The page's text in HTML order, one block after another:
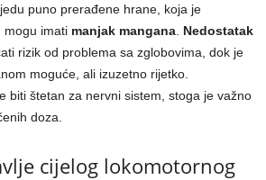
puno prerađene hrane, koja je
mogu imati manjak mangana. Nedostatak
rizik od problema sa zglobovima, dok je
moguće, ali izuzetno rijetko.
biti štetan za nervni sistem, stoga je važno
doza.
cijelog lokomotornog